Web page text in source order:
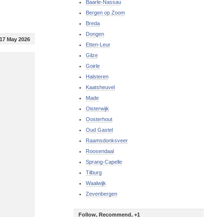
17 May 2026
Baarle-Nassau
Bergen op Zoom
Breda
Dongen
Etten-Leur
Gilze
Goirle
Halsteren
Kaatsheuvel
Made
Oisterwijk
Oosterhout
Oud Gastel
Raamsdonksveer
Roosendaal
Sprang-Capelle
Tilburg
Waalwijk
Zevenbergen
Follow, Recommend, +1